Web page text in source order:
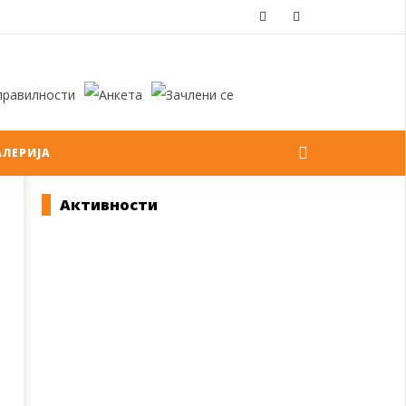
Активности